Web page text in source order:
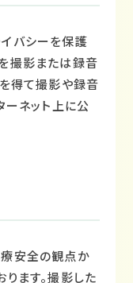
バシーを保護
撮影または録音
得て撮影や録音
ーネット上に公
安全の観点か
ます。撮影した